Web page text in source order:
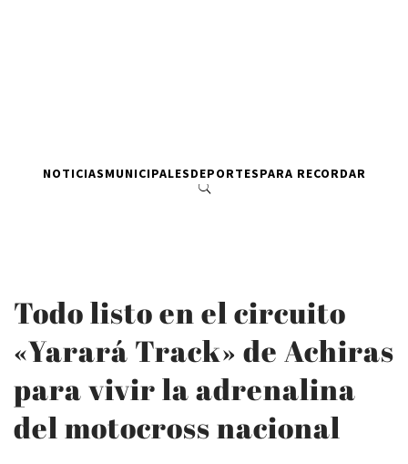
NOTICIASMUNICIPALESDEPORTESPARA RECORDAR
Todo listo en el circuito
«Yarará Track» de Achiras
para vivir la adrenalina
del motocross nacional